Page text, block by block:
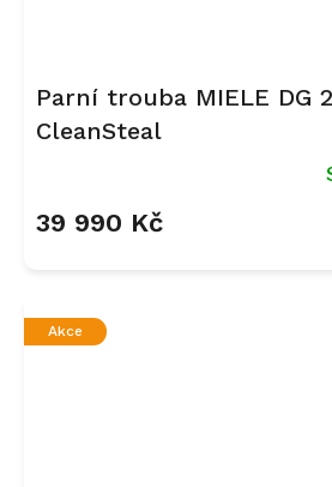
Parní trouba MIELE DG
CleanSteal
39 990 Kč
Akce